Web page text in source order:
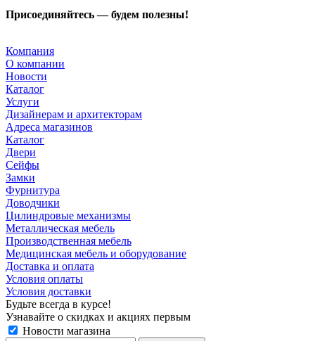
Присоединяйтесь — будем полезны!
Компания
О компании
Новости
Каталог
Услуги
Дизайнерам и архитекторам
Адреса магазинов
Каталог
Двери
Сейфы
Замки
Фурнитура
Доводчики
Цилиндровые механизмы
Металлическая мебель
Производственная мебель
Медицинская мебель и оборудование
Доставка и оплата
Условия оплаты
Условия доставки
Будьте всегда в курсе!
Узнавайте о скидках и акциях первым
Новости магазина